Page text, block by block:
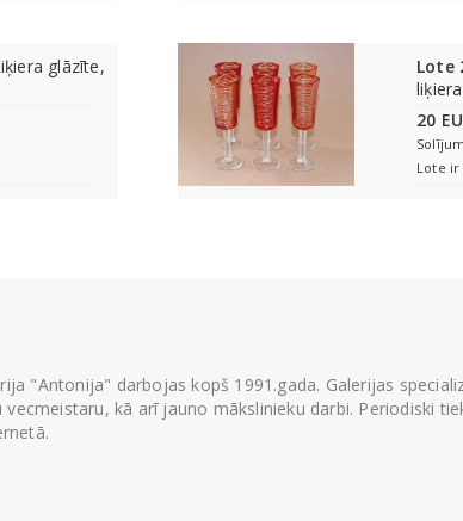
glāzīte,
Lote
20
Lote ir
"Antonija" darbojas kopš 1991.gada. Galerijas
vecmeistaru, kā arī jauno mākslinieku darbi. Periodiski